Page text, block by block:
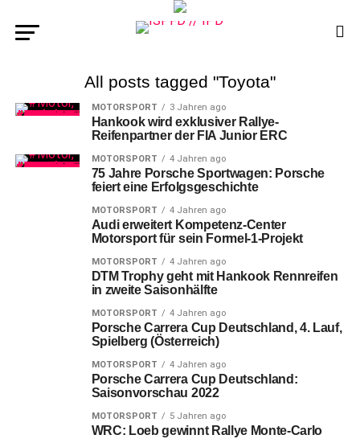
All posts tagged "Toyota"
MOTORSPORT 3 Jahren ago
Hankook wird exklusiver Rallye-
Reifenpartner der FIA Junior ERC
MOTORSPORT 4 Jahren ago
75 Jahre Porsche Sportwagen: Porsche
feiert eine Erfolgsgeschichte
MOTORSPORT 4 Jahren ago
Audi erweitert Kompetenz-Center
Motorsport für sein Formel-1-Projekt
MOTORSPORT 4 Jahren ago
DTM Trophy geht mit Hankook Rennreifen
in zweite Saisonhälfte
MOTORSPORT 4 Jahren ago
Porsche Carrera Cup Deutschland, 4. Lauf,
Spielberg (Österreich)
MOTORSPORT 4 Jahren ago
Porsche Carrera Cup Deutschland:
Saisonvorschau 2022
MOTORSPORT 5 Jahren ago
WRC: Loeb gewinnt Rallye Monte-Carlo